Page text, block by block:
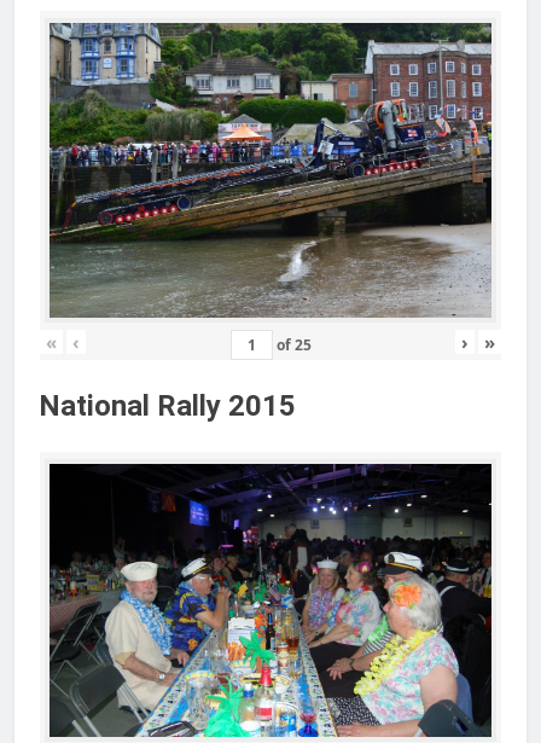
« ‹ of25 › »
National Rally 2015